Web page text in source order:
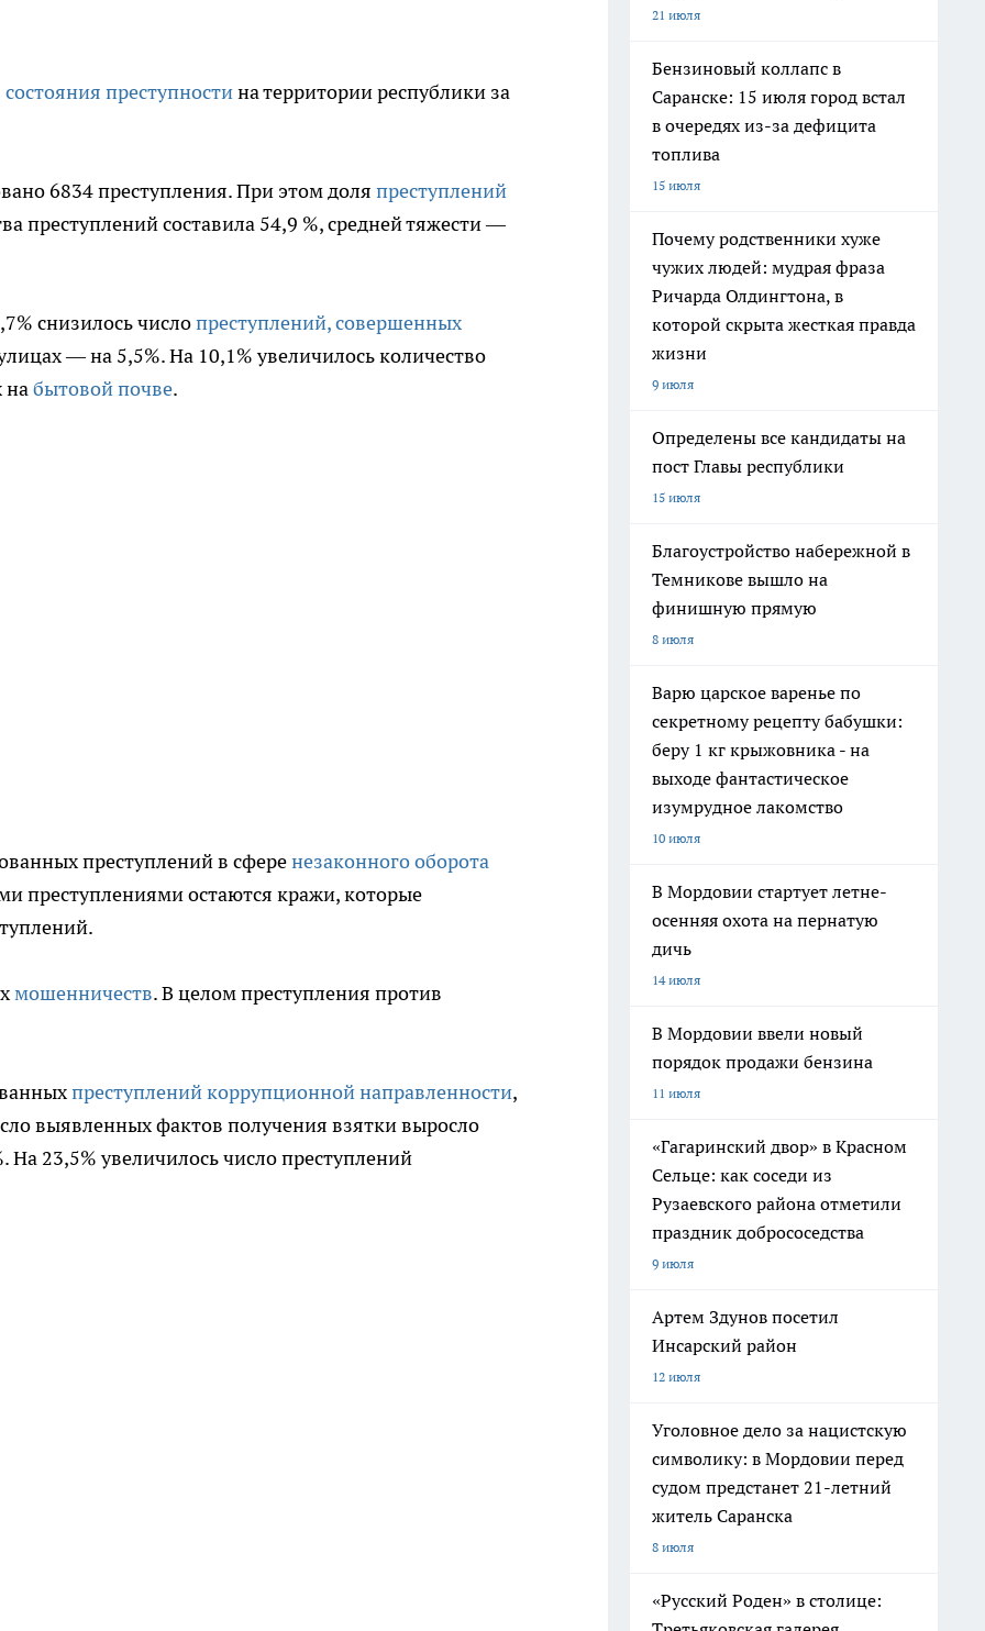
преступностина территории республики за
6834 преступления. При этом доля преступлений
преступлений составила 54,9 %, средней тяжести —
снизилось числопреступлений, совершенных
— на 5,5%. На 10,1% увеличилось количество
набытовой почве.
преступлений в сференезаконного оборота
преступлениями остаются кражи, которые
мошенничеств. В целом преступления против
преступлений коррупционной направленности,
выявленных фактов получения взятки выросло
На 23,5% увеличилось число преступлений
21 июля
Бензиновый коллапс в
Саранске: 15 июля город встал
в очередях из-за дефицита
топлива
15 июля
Почему родственники хуже
чужих людей: мудрая фраза
Ричарда Олдингтона, в
которой скрыта жесткая правда
жизни
9 июля
Определены все кандидаты на
пост Главы республики
15 июля
Благоустройство набережной в
Темникове вышло на
финишную прямую
8 июля
Варю царское варенье по
секретному рецепту бабушки:
беру 1 кг крыжовника - на
выходе фантастическое
изумрудное лакомство
10 июля
В Мордовии стартует летне-
осенняя охота на пернатую
дичь
14 июля
В Мордовии ввели новый
порядок продажи бензина
11 июля
«Гагаринский двор» в Красном
Сельце: как соседи из
Рузаевского района отметили
праздник добрососедства
9 июля
Артем Здунов посетил
Инсарский район
12 июля
Уголовное дело за нацистскую
символику: в Мордовии перед
судом предстанет 21-летний
житель Саранска
8 июля
«Русский Роден» в столице: